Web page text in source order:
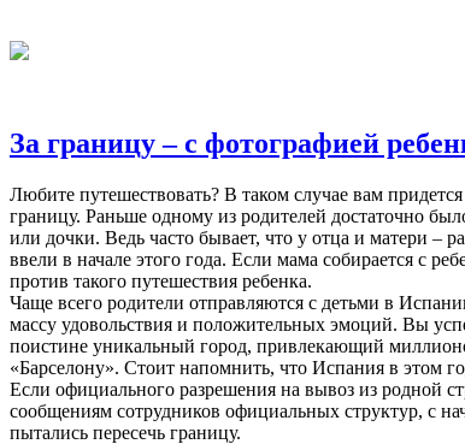
За границу – с фотографией
Любите путешествовать? В таком случае вам
границу. Раньше одному из родителей достаточно
или дочки. Ведь часто бывает, что у отца и матери –
ввели в начале этого года. Если мама собирается с
против такого путешествия ребенка.
Чаще всего родители отправляются с детьми в
массу удовольствия и положительных эмоций. Вы
поистине уникальный город, привлекающий
«Барселону». Стоит напомнить, что Испания в этом
Если официального разрешения на вывоз из родной
сообщениям сотрудников официальных структур, с
пытались пересечь границу.